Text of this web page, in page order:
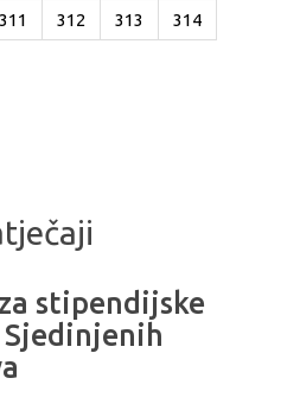
311 312 313 314
stipendijske